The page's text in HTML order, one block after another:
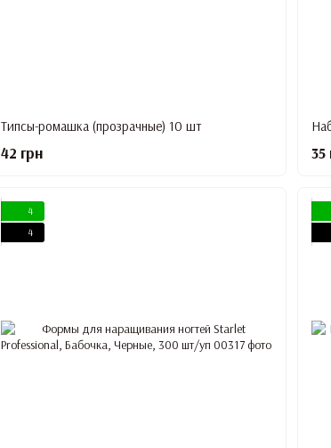
Типсы-ромашка (прозрачные) 10 шт
42 грн 35
4
4